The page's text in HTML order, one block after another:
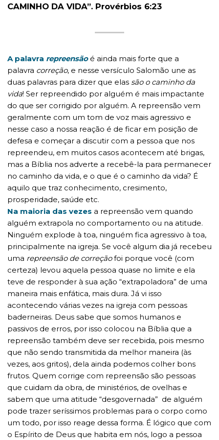
CAMINHO DA VIDA”. Provérbios 6:23
A palavra repreensão é ainda mais forte que a
palavra correção, e nesse versículo Salomão une as
duas palavras para dizer que elas são o caminho da
vida! Ser repreendido por alguém é mais impactante
do que ser corrigido por alguém. A repreensão vem
geralmente com um tom de voz mais agressivo e
nesse caso a nossa reação é de ficar em posição de
defesa e começar a discutir com a pessoa que nos
repreendeu, em muitos casos acontecem até brigas,
mas a Bíblia nos adverte a recebê-la para permanecer
no caminho da vida, e o que é o caminho da vida? É
aquilo que traz conhecimento, cresimento,
prosperidade, saúde etc.
Na maioria das vezes a repreensão vem quando
alguém extrapola no comportamento ou na atitude.
Ninguém explode à toa, ninguém fica agressivo à toa,
principalmente na igreja. Se você algum dia já recebeu
uma repreensão de correçãofoi porque você (com
certeza) levou aquela pessoa quase no limite e ela
teve de responder à sua ação “extrapoladora” de uma
maneira mais enfática, mais dura. Já vi isso
acontecendo várias vezes na igreja com pessoas
baderneiras. Deus sabe que somos humanos e
passivos de erros, por isso colocou na Bíblia que a
repreensão também deve ser recebida, pois mesmo
que não sendo transmitida da melhor maneira (às
vezes, aos gritos), dela ainda podemos colher bons
frutos. Quem corrige com repreensão são pessoas
que cuidam da obra, de ministérios, de ovelhas e
sabem que uma atitude “desgovernada” de alguém
pode trazer seríssimos problemas para o corpo como
um todo, por isso reage dessa forma. É lógico que com
o Espírito de Deus que habita em nós, logo a pessoa